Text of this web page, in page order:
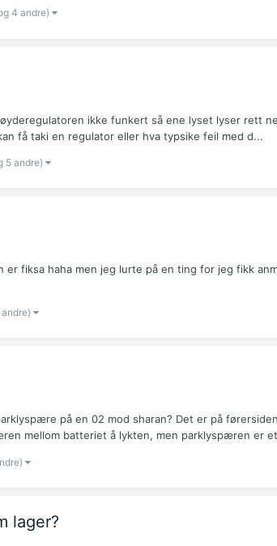
4 andre)
ikke funkert så ene lyset lyser rett
få taki en regulator eller hva typsike feil med d...
5 andre)
fiksa haha men jeg lurte på en ting for jeg fikk
på en 02 mod sharan? Det er på
mellom batteriet å lykten, men parklyspæren er
lager?